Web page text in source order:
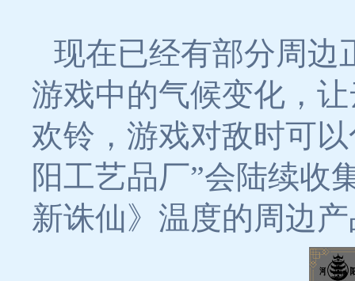
现在已经有部分周边
游戏中的气候变化，
欢铃，游戏对敌时可
阳工艺品厂”会陆续收
新诛仙》温度的周边